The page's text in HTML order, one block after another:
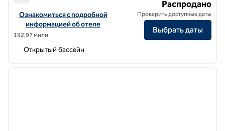
Посмотреть информацию об отеле Aristide Hotel, a SLH Hotel
Ознакомиться с подробной
информацией об отеле
192,97 мили
Распродано
Проверить доступные даты
Выбрать даты
Открытый бассейн
1 из 12